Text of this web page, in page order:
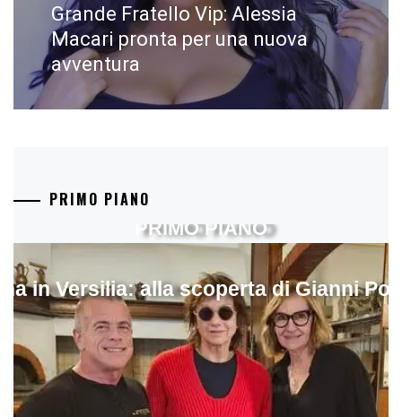
Next
post:
Grande Fratello Vip: Alessia
Macari pronta per una nuova
avventura
PRIMO PIANO
in Versilia: alla scoperta di Gianni
PRIMO PIANO